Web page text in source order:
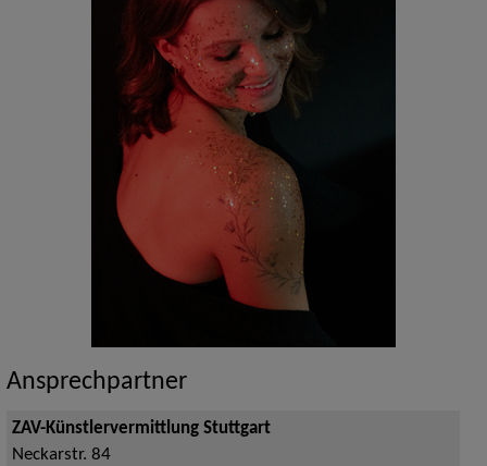
Ansprechpartner
ZAV-Künstlervermittlung Stuttgart
Neckarstr. 84